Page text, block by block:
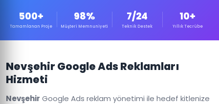
500+
Tamamlanan Proje
98%
Müşteri Memnuniyeti
7/24
Teknik Destek
10+
Yıllık Tecrübe
Nevşehir Google Ads Reklamları
Hizmeti
Nevşehir Google Ads reklam yönetimi ile hedef kitlenize